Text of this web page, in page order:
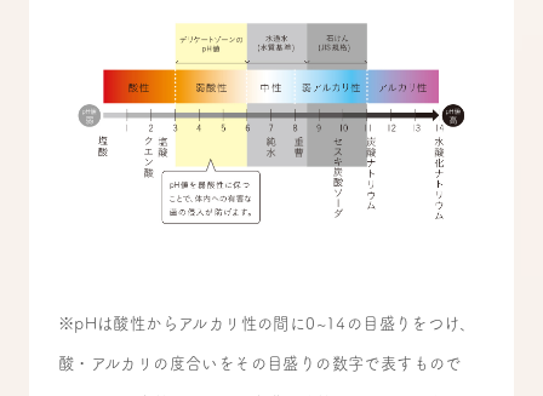
※pHは酸性からアルカリ性の間に0~14の目盛りをつけ、
酸・アルカリの度合いをその目盛りの数字で表すもので